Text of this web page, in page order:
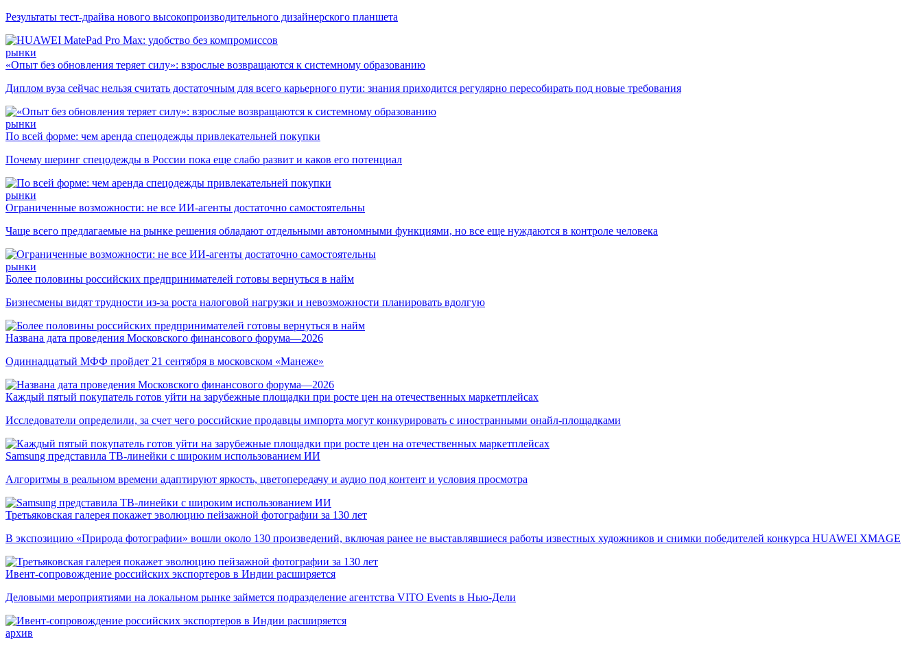
Результаты тест-драйва нового высокопроизводительного дизайнерского планшета
рынки
«Опыт без обновления теряет силу»: взрослые возвращаются к системному образованию
Диплом вуза сейчас нельзя считать достаточным для всего карьерного пути: знания приходится регулярно пересобирать под новые требования
рынки
По всей форме: чем аренда спецодежды привлекательней покупки
Почему шеринг спецодежды в России пока еще слабо развит и каков его потенциал
рынки
Ограниченные возможности: не все ИИ-агенты достаточно самостоятельны
Чаще всего предлагаемые на рынке решения обладают отдельными автономными функциями, но все еще нуждаются в контроле человека
рынки
Более половины российских предпринимателей готовы вернуться в найм
Бизнесмены видят трудности из-за роста налоговой нагрузки и невозможности планировать вдолгую
Названа дата проведения Московского финансового форума—2026
Одиннадцатый МФФ пройдет 21 сентября в московском «Манеже»
Каждый пятый покупатель готов уйти на зарубежные площадки при росте цен на отечественных маркетплейсах
Исследователи определили, за счет чего российские продавцы импорта могут конкурировать с иностранными онайл-площадками
Samsung представила ТВ-линейки с широким использованием ИИ
Алгоритмы в реальном времени адаптируют яркость, цветопередачу и аудио под контент и условия просмотра
Третьяковская галерея покажет эволюцию пейзажной фотографии за 130 лет
В экспозицию «Природа фотографии» вошли около 130 произведений, включая ранее не выставлявшиеся работы известных художников и снимки победителей конкурса HUAWEI XMAGE
Ивент-сопровождение российских экспортеров в Индии расширяется
Деловыми мероприятиями на локальном рынке займется подразделение агентства VITO Events в Нью-Дели
архив